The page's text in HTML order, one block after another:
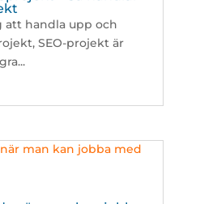
att handla upp och
SEO-projekt är